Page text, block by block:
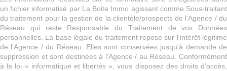
un fichier informatisé par La Boite Immo agissant comme Sous-traitant
du traitement pour la gestion de la clientèle/prospects de l'Agence / du
Réseau qui reste Responsable du Traitement de vos Données
personnelles. La base légale du traitement repose sur l'intérêt légitime
de l'Agence / du Réseau. Elles sont conservées jusqu'à demande de
suppression et sont destinées à l'Agence / au Réseau. Conformément
à la loi « informatique et libertés », vous disposez des droits d’accès,